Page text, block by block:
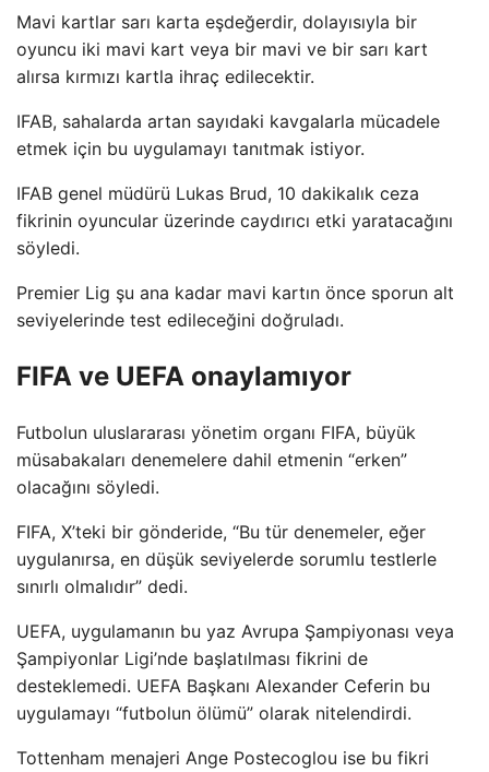
Mavi kartlar sarı karta eşdeğerdir, dolayısıyla bir
oyuncu iki mavi kart veya bir mavi ve bir sarı kart
alırsa kırmızı kartla ihraç edilecektir.
IFAB, sahalarda artan sayıdaki kavgalarla mücadele
etmek için bu uygulamayı tanıtmak istiyor.
IFAB genel müdürü Lukas Brud, 10 dakikalık ceza
fikrinin oyuncular üzerinde caydırıcı etki yaratacağını
söyledi.
Premier Lig şu ana kadar mavi kartın önce sporun alt
seviyelerinde test edileceğini doğruladı.
FIFA ve UEFA onaylamıyor
Futbolun uluslararası yönetim organı FIFA, büyük
müsabakaları denemelere dahil etmenin “erken”
olacağını söyledi.
FIFA, X’teki bir gönderide, “Bu tür denemeler, eğer
uygulanırsa, en düşük seviyelerde sorumlu testlerle
sınırlı olmalıdır” dedi.
UEFA, uygulamanın bu yaz Avrupa Şampiyonası veya
Şampiyonlar Ligi’nde başlatılması fikrini de
desteklemedi. UEFA Başkanı Alexander Ceferin bu
uygulamayı “futbolun ölümü” olarak nitelendirdi.
Tottenham menajeri Ange Postecoglou ise bu fikri